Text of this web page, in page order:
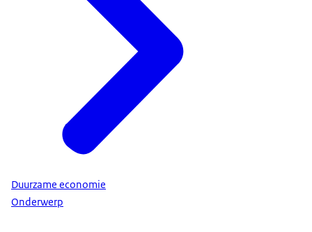
Duurzame economie
Onderwerp